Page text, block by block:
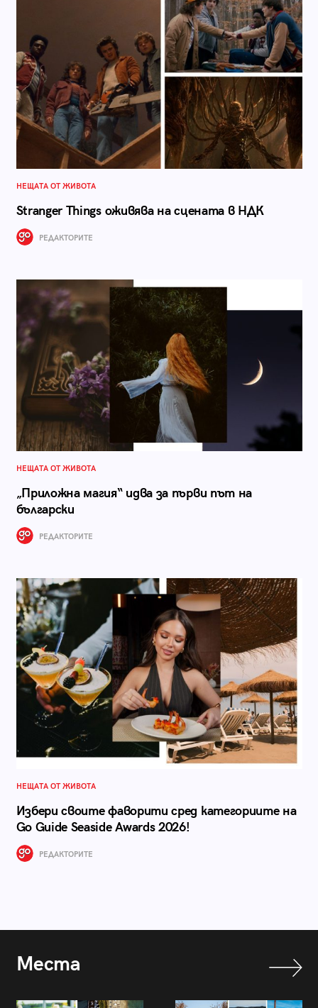
НЕЩАТА ОТ ЖИВОТА
Stranger Things оживява на сцената в НДК
РЕДАКТОРИТЕ
НЕЩАТА ОТ ЖИВОТА
„Приложна магия“ идва за първи път на
български
РЕДАКТОРИТЕ
НЕЩАТА ОТ ЖИВОТА
Избери своите фаворити сред категориите на
Go Guide Seaside Awards 2026!
РЕДАКТОРИТЕ
Места